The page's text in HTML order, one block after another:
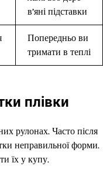
в’яні підставки
Попередньо ви
тримати в теплі
плівки
рулонах. Часто після
неправильної форми.
їх у купу.